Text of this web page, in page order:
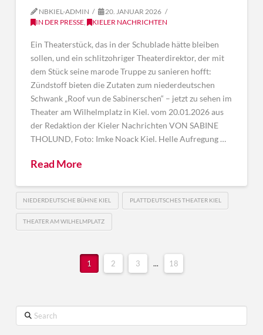
NBKIEL-ADMIN
20. JANUAR 2026
IN DER PRESSE, KIELER NACHRICHTEN
Ein Theaterstück, das in der Schublade hätte bleiben
sollen, und ein schlitzohriger Theaterdirektor, der mit
dem Stück seine marode Truppe zu sanieren hofft:
Zündstoff bieten die Zutaten zum niederdeutschen
Schwank „Roof vun de Sabinerschen“ – jetzt zu sehen im
Theater am Wilhelmplatz in Kiel. vom 20.01.2026 aus
der Redaktion der Kieler Nachrichten VON SABINE
THOLUND, Foto: Imke Noack Kiel. Helle Aufregung …
Read More
NIEDERDEUTSCHE BÜHNE KIEL PLATTDEUTSCHES THEATER KIEL
THEATER AM WILHELMPLATZ
1 2 3 ... 18
Search